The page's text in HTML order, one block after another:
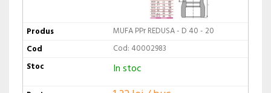
MUFA PPr REDUSA - D 40 - 20
Cod: 40002983
In stoc